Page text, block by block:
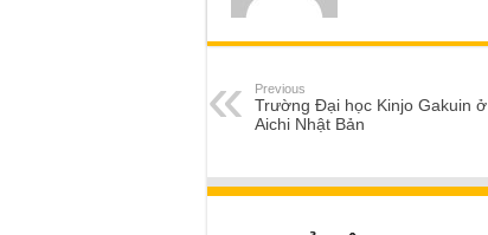
Previous
Trường Đại học Kinjo Gakuin ở
Aichi Nhật Bản